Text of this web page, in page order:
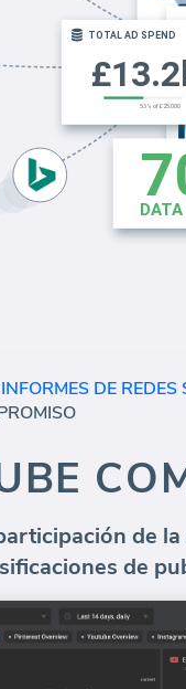
DE REDES
de
de